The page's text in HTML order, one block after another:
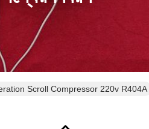
1HP ZB Series ZB15KQE-PFJ-558 Refrigeration Scroll Compressor 220v R404A